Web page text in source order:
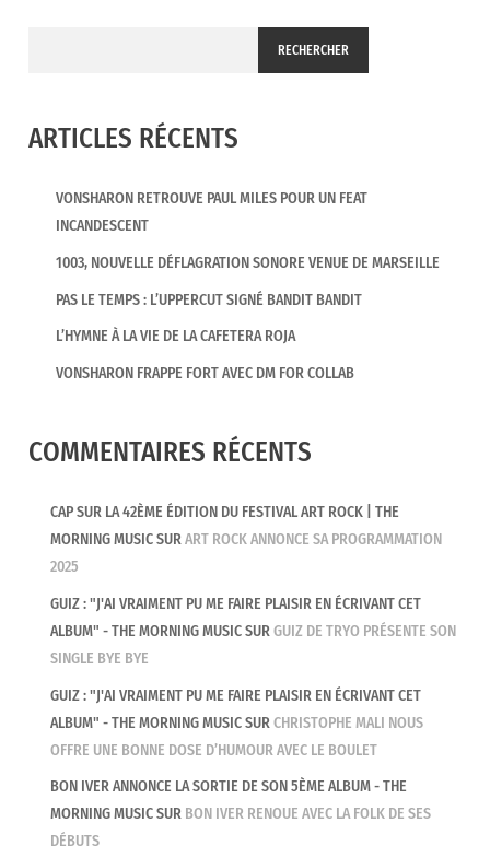
RECHERCHER
ARTICLES RÉCENTS
VONSHARON RETROUVE PAUL MILES POUR UN FEAT
INCANDESCENT
1003, NOUVELLE DÉFLAGRATION SONORE VENUE DE MARSEILLE
PAS LE TEMPS : L’UPPERCUT SIGNÉ BANDIT BANDIT
L’HYMNE À LA VIE DE LA CAFETERA ROJA
VONSHARON FRAPPE FORT AVEC DM FOR COLLAB
COMMENTAIRES RÉCENTS
CAP SUR LA 42ÈME ÉDITION DU FESTIVAL ART ROCK | THE
MORNING MUSICSURART ROCK ANNONCE SA PROGRAMMATION
2025
GUIZ : "J'AI VRAIMENT PU ME FAIRE PLAISIR EN ÉCRIVANT CET
ALBUM" - THE MORNING MUSICSURGUIZ DE TRYO PRÉSENTE SON
SINGLE BYE BYE
GUIZ : "J'AI VRAIMENT PU ME FAIRE PLAISIR EN ÉCRIVANT CET
ALBUM" - THE MORNING MUSICSURCHRISTOPHE MALI NOUS
OFFRE UNE BONNE DOSE D’HUMOUR AVEC LE BOULET
BON IVER ANNONCE LA SORTIE DE SON 5ÈME ALBUM - THE
MORNING MUSICSUR BON IVER RENOUE AVEC LA FOLK DE SES
DÉBUTS